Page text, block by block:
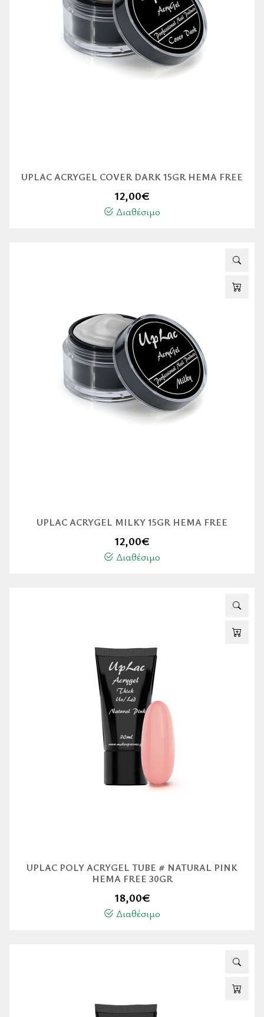
UPLAC ACRYGEL COVER DARK 15GR HEMA FREE
12,00€
Διαθέσιμο
UPLAC ACRYGEL MILKY 15GR HEMA FREE
12,00€
Διαθέσιμο
UPLAC POLY ACRYGEL TUBE # NATURAL PINK
HEMA FREE 30GR
18,00€
Διαθέσιμο